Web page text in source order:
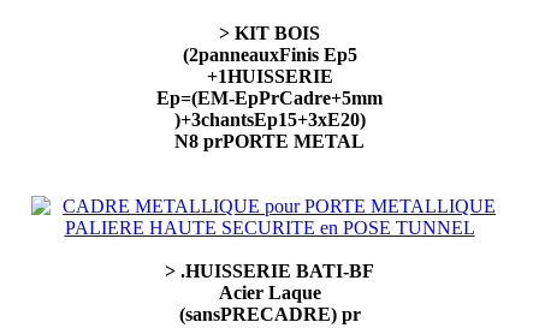
> KIT BOIS
(2panneauxFinis Ep5
+1HUISSERIE
Ep=(EM-EpPrCadre+5mm
)+3chantsEp15+3xE20)
N8 prPORTE METAL
> .HUISSERIE BATI-BF
Acier Laque
(sansPRECADRE) pr